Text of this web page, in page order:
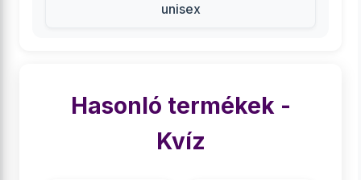
unisex
Hasonló termékek -
Kvíz